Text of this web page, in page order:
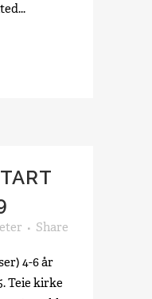
Share
4-6 år
Teie kirke